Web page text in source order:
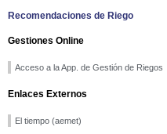
Recomendaciones de Riego
Gestiones Online
Acceso a la App. de Gestión de Riegos
Enlaces Externos
El tiempo (aemet)